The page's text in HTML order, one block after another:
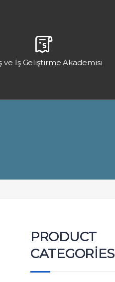
ve İş Geliştirme Akademisi
PRODUCT
CATEGORIES